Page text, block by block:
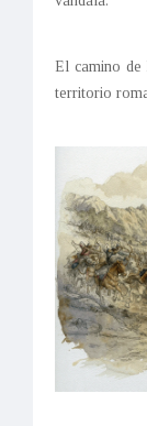
El camino de
territorio